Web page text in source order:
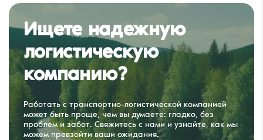
Ищете надежную
логистическую
компанию?
Работать с транспортно-логистической компанией
может быть проще, чем вы думаете: гладко, без
проблем и забот. Свяжитесь с нами и узнайте, как мы
можем превзойти ваши ожидания.
Отправить